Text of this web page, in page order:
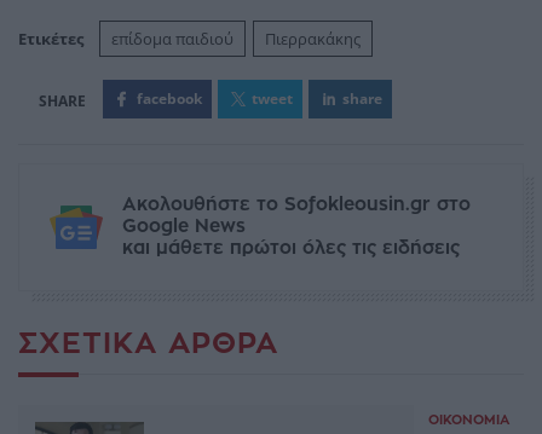
Ετικέτες επίδομα παιδιού Πιερρακάκης
facebook tweet share
Ακολουθήστε το Sofokleousin.gr στο
Google News
και μάθετε πρώτοι όλες τις ειδήσεις
ΣΧΕΤΙΚΆ ΆΡΘΡΑ
ΟΙΚΟΝΟΜΊΑ